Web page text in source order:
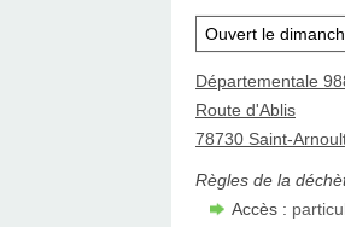
Ouvert le
Départementale
Route d'Ablis
78730 Saint-
Règles de la
Accès :